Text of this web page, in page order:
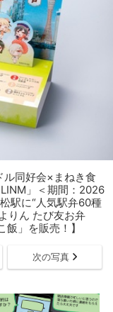
ル同好会×まねき食
」＜期間：2026
駅に“人気駅弁60種
りん たび友お弁
」を販売！】
次の写真